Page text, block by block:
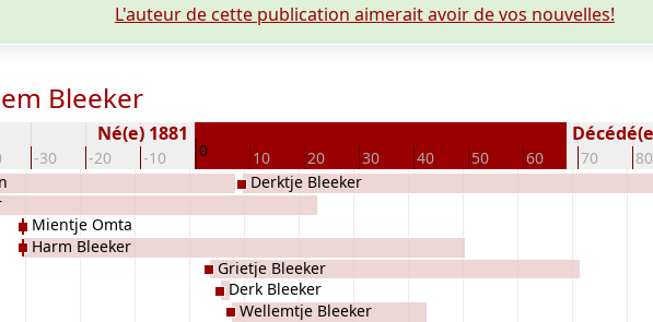
L'auteur de cette publication aimerait avoir de vos nouvelles!
Bleeker
-30 -20 -10 0 10 20 30 40 50 60 70 80
Né(e) 1881
Mientje Omta
Harm Bleeker
Grietje Bleeker
Derk Bleeker
Wellemtje Bleeker
Derktje Bleeker